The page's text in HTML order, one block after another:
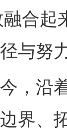
融合
与努
沿着
界、